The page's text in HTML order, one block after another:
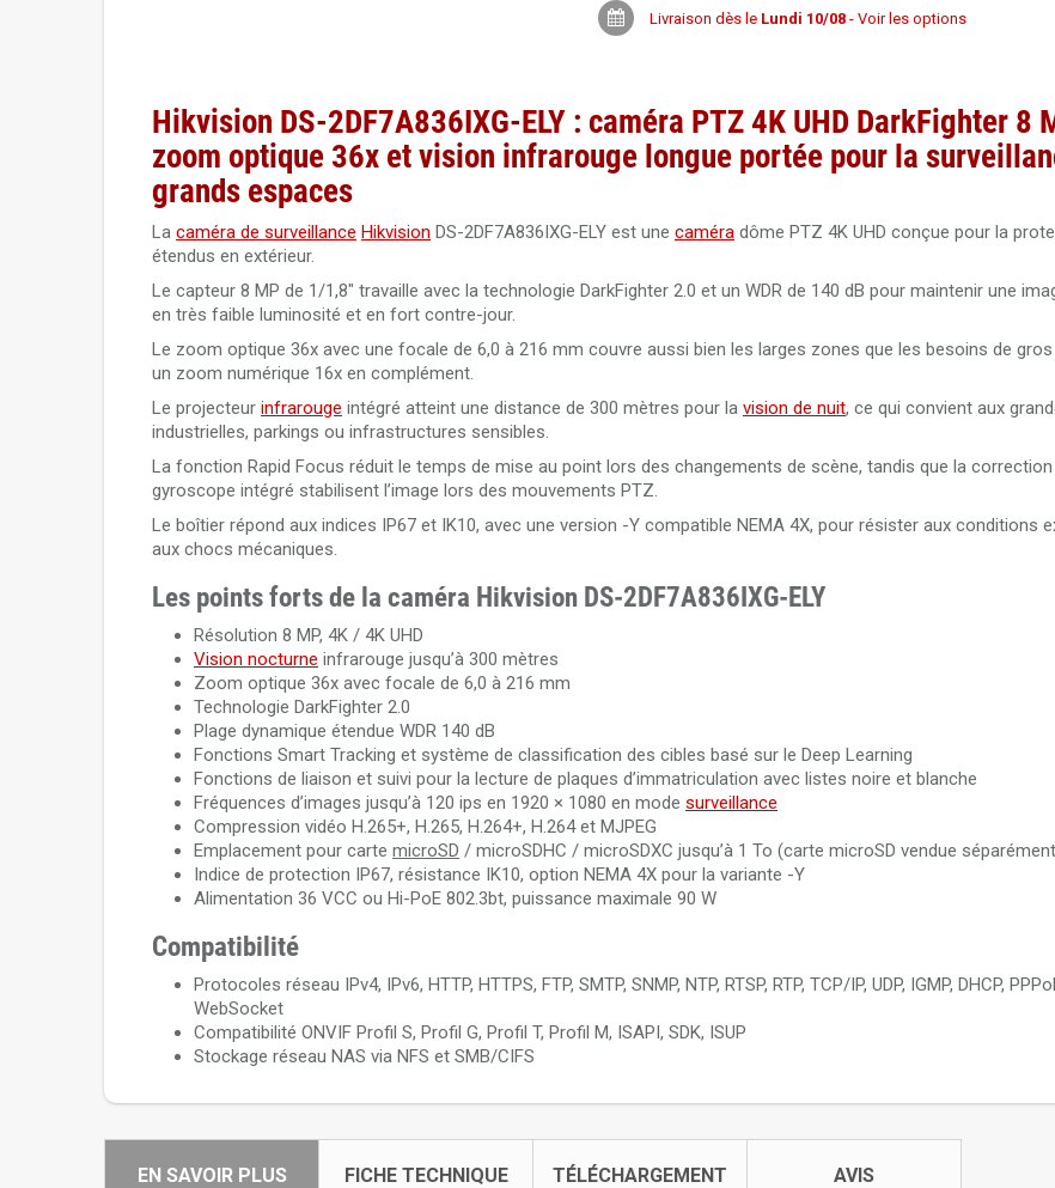
Livraison dès le Lundi 10/08- Voir les options
Hikvision DS-2DF7A836IXG-ELY : caméra PTZ 4K UHD DarkFighter 8
zoom optique 36x et vision infrarouge longue portée pour la
grands espaces
La caméra de surveillance Hikvision DS-2DF7A836IXG-ELY est une caméra dôme PTZ 4K UHD conçue pour la
étendus en extérieur.
Le capteur 8 MP de 1/1,8" travaille avec la technologie DarkFighter 2.0 et un WDR de 140 dB pour maintenir une
en très faible luminosité et en fort contre-jour.
Le zoom optique 36x avec une focale de 6,0 à 216 mm couvre aussi bien les larges zones que les besoins de gros
un zoom numérique 16x en complément.
Le projecteur infrarouge intégré atteint une distance de 300 mètres pour la vision de nuit, ce qui convient aux
industrielles, parkings ou infrastructures sensibles.
La fonction Rapid Focus réduit le temps de mise au point lors des changements de scène, tandis que la
gyroscope intégré stabilisent l’image lors des mouvements PTZ.
Le boîtier répond aux indices IP67 et IK10, avec une version -Y compatible NEMA 4X, pour résister aux conditions
aux chocs mécaniques.
Les points forts de la caméra Hikvision DS-2DF7A836IXG-ELY
Résolution 8 MP, 4K / 4K UHD
Vision nocturne infrarouge jusqu’à 300 mètres
Zoom optique 36x avec focale de 6,0 à 216 mm
Technologie DarkFighter 2.0
Plage dynamique étendue WDR 140 dB
Fonctions Smart Tracking et système de classification des cibles basé sur le Deep Learning
Fonctions de liaison et suivi pour la lecture de plaques d’immatriculation avec listes noire et blanche
Fréquences d’images jusqu’à 120 ips en 1920 × 1080 en mode surveillance
Compression vidéo H.265+, H.265, H.264+, H.264 et MJPEG
Emplacement pour carte microSD / microSDHC / microSDXC jusqu’à 1 To (carte microSD vendue
Indice de protection IP67, résistance IK10, option NEMA 4X pour la variante -Y
Alimentation 36 VCC ou Hi-PoE 802.3bt, puissance maximale 90 W
Compatibilité
Protocoles réseau IPv4, IPv6, HTTP, HTTPS, FTP, SMTP, SNMP, NTP, RTSP, RTP, TCP/IP, UDP, IGMP, DHCP,
WebSocket
Compatibilité ONVIF Profil S, Profil G, Profil T, Profil M, ISAPI, SDK, ISUP
Stockage réseau NAS via NFS et SMB/CIFS
EN SAVOIR PLUS FICHE TECHNIQUE TÉLÉCHARGEMENT AVIS